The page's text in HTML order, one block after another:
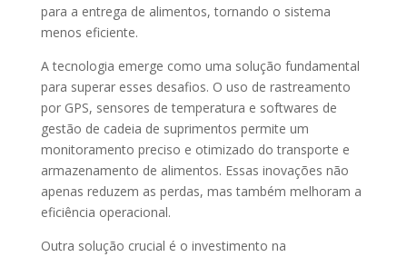
para a entrega de alimentos, tornando o sistema
menos eficiente.
A tecnologia emerge como uma solução fundamental
para superar esses desafios. O uso de rastreamento
por GPS, sensores de temperatura e softwares de
gestão de cadeia de suprimentos permite um
monitoramento preciso e otimizado do transporte e
armazenamento de alimentos. Essas inovações não
apenas reduzem as perdas, mas também melhoram a
eficiência operacional.
Outra solução crucial é o investimento na